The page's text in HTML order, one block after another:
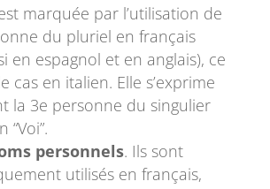
marquée par l’utilisation de
du pluriel en français
en espagnol et en anglais), ce
cas en italien. Elle s’exprime
la 3e personne du singulier
“Voi”.
personnels. Ils sont
utilisés en français,